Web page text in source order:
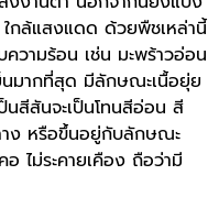
กล้แสงแดด ด้วยพืชเหล่านี้
ความร้อน เช่น มะพร้าวอ่อน
มากที่สุด มีลักษณะเนื้อยุ่ย
สีสันจะเป็นโทนสีอ่อน สี
าง หรือขึ้นอยู่กับลักษณะ
ไม่ระคายเคือง ถือว่ามี